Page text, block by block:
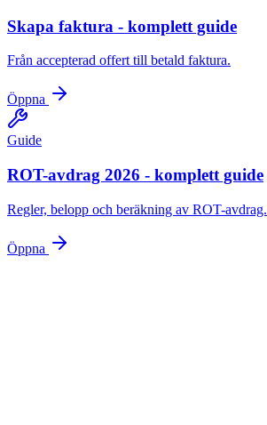
Skapa faktura - komplett guide
Från accepterad offert till betald faktura.
Öppna
Guide
ROT-avdrag 2026 - komplett guide
Regler, belopp och beräkning av ROT-avdrag.
Öppna